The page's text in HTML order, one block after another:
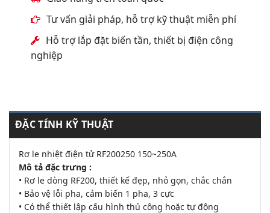
Tư vấn giải pháp, hỗ trợ kỹ thuật miễn phí
Hỗ trợ lắp đặt biến tần, thiết bị điện công
nghiệp
ĐẶC TÍNH KỸ THUẬT
Rơ le nhiệt điện tử RF200250 150~250A
Mô tả đặc trưng :
• Rơ le dòng RF200, thiết kế đẹp, nhỏ gọn, chắc chắn
• Bảo vệ lỗi pha, cảm biến 1 pha, 3 cực
• Có thể thiết lập cấu hình thủ công hoặc tự động